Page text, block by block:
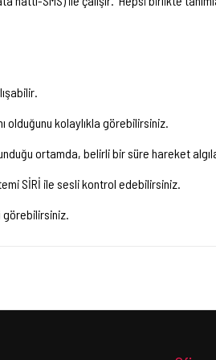
olduğunu kolaylıkla görebilirsiniz.
ortamda, belirli bir süre hareket
SİRİ ile sesli kontrol edebilirsiniz.
görebilirsiniz.